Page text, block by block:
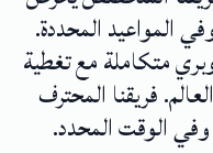
المواعيد المحددة.
متكاملة مع تغطية
دولة حول العالم. فريقنا المحترف
الوقت المحدد.